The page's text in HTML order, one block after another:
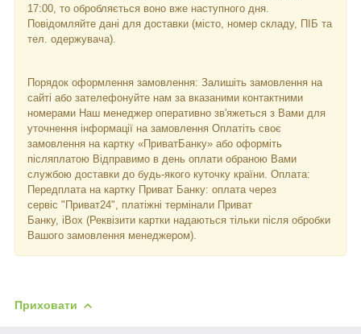
17:00, то обробляється воно вже наступного дня.
Повідомляйте дані для доставки (місто, номер складу, ПІБ та
тел. одержувача).
Порядок оформлення замовлення: Залишіть замовлення на
сайті або зателефонуйте нам за вказаними контактними
номерами Наш менеджер оперативно зв'яжеться з Вами для
уточнення інформації на замовлення Оплатіть своє
замовлення на картку «ПриватБанку» або оформіть
післяплатою Відправимо в день оплати обраною Вами
службою доставки до будь-якого куточку країни. Оплата:
Передплата на картку Приват Банку: оплата через
сервіс "Приват24", платіжні термінали Приват
Банку, iBox (Реквізити картки надаються тільки після обробки
Вашого замовлення менеджером).
Приховати